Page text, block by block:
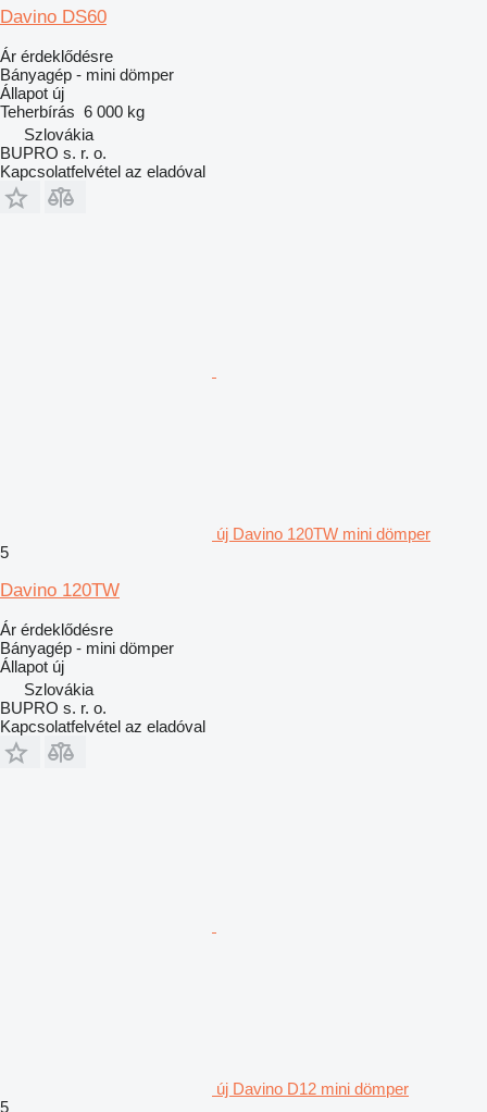
Davino DS60
Ár érdeklődésre
Bányagép - mini dömper
Állapot új
Teherbírás 6 000 kg
Szlovákia
BUPRO s. r. o.
Kapcsolatfelvétel az eladóval
új Davino 120TW mini dömper
5
Davino 120TW
Ár érdeklődésre
Bányagép - mini dömper
Állapot új
Szlovákia
BUPRO s. r. o.
Kapcsolatfelvétel az eladóval
új Davino D12 mini dömper
5